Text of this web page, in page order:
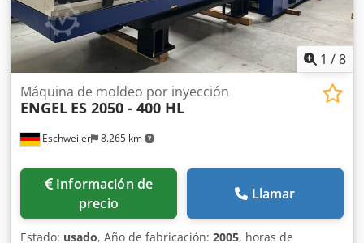
1 /8
Eschweiler 8.265 km
Máquina de moldeo por inyección
ENGEL ES 2050 - 400 HL
Información de
precio
Llamar
Estado: usado, Año de fabricación: 2005, horas de